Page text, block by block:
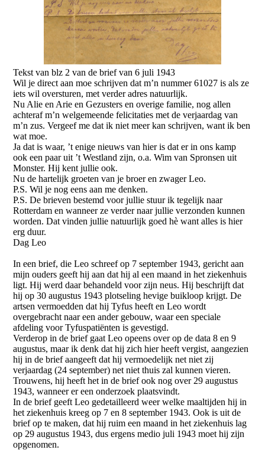
Tekst van blz 2 van de brief van 6 juli 1943
Wil je direct aan moe schrijven dat m’n nummer 61027 is als ze
iets wil oversturen, met verder adres natuurlijk.
Nu Alie en Arie en Gezusters en overige familie, nog allen
achteraf m’n welgemeende felicitaties met de verjaardag van
m’n zus. Vergeef me dat ik niet meer kan schrijven, want ik ben
wat moe.
Ja dat is waar, ’t enige nieuws van hier is dat er in ons kamp
ook een paar uit ’t Westland zijn, o.a. Wim van Spronsen uit
Monster. Hij kent jullie ook.
Nu de hartelijk groeten van je broer en zwager Leo.
P.S. Wil je nog eens aan me denken.
P.S. De brieven bestemd voor jullie stuur ik tegelijk naar
Rotterdam en wanneer ze verder naar jullie verzonden kunnen
worden. Dat vinden jullie natuurlijk goed hè want alles is hier
erg duur.
Dag Leo
In een brief, die Leo schreef op 7 september 1943, gericht aan
mijn ouders geeft hij aan dat hij al een maand in het ziekenhuis
ligt. Hij werd daar behandeld voor zijn neus. Hij beschrijft dat
hij op 30 augustus 1943 plotseling hevige buikloop krijgt. De
artsen vermoedden dat hij Tyfus heeft en Leo wordt
overgebracht naar een ander gebouw, waar een speciale
afdeling voor Tyfuspatiënten is gevestigd.
Verderop in de brief gaat Leo opeens over op de data 8 en 9
augustus, maar ik denk dat hij zich hier heeft vergist, aangezien
hij in de brief aangeeft dat hij vermoedelijk net niet zij
verjaardag (24 september) net niet thuis zal kunnen vieren.
Trouwens, hij heeft het in de brief ook nog over 29 augustus
1943, wanneer er een onderzoek plaatsvindt.
In de brief geeft Leo gedetailleerd weer welke maaltijden hij in
het ziekenhuis kreeg op 7 en 8 september 1943. Ook is uit de
brief op te maken, dat hij ruim een maand in het ziekenhuis lag
op 29 augustus 1943, dus ergens medio juli 1943 moet hij zijn
opgenomen.